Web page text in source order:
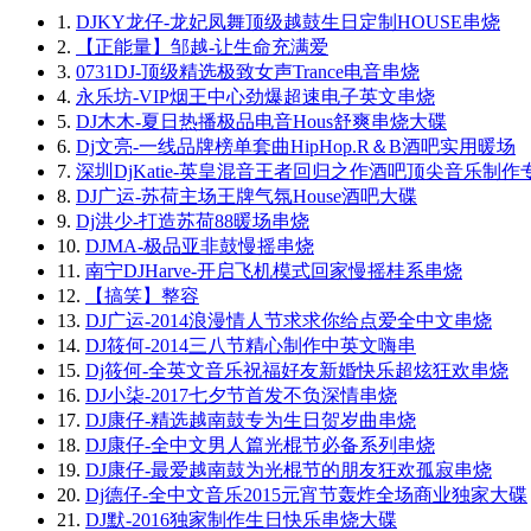
1. DJKY龙仔-龙妃凤舞顶级越鼓生日定制HOUSE串烧
2.
【正能量】邹越-让生命充满爱
3. 0731DJ-顶级精选极致女声Trance电音串烧
4. 永乐坊-VIP烟王中心劲爆超速电子英文串烧
5. DJ木木-夏日热播极品电音Hous舒爽串烧大碟
6. Dj文亮-一线品牌榜单套曲HipHop.R＆B酒吧实用暖场
7. 深圳DjKatie-英皇混音王者回归之作酒吧顶尖音乐制作
8. DJ广运-苏荷主场王牌气氛House酒吧大碟
9. Dj洪少-打造苏荷88暖场串烧
10. DJMA-极品亚非鼓慢摇串烧
11. 南宁DJHarve-开启飞机模式回家慢摇桂系串烧
12.
【搞笑】整容
13. DJ广运-2014浪漫情人节求求你给点爱全中文串烧
14. DJ筱何-2014三八节精心制作中英文嗨串
15. Dj筱何-全英文音乐祝福好友新婚快乐超炫狂欢串烧
16. DJ小柒-2017七夕节首发不负深情串烧
17. DJ康仔-精选越南鼓专为生日贺岁曲串烧
18. DJ康仔-全中文男人篇光棍节必备系列串烧
19. DJ康仔-最爱越南鼓为光棍节的朋友狂欢孤寂串烧
20. Dj德仔-全中文音乐2015元宵节轰炸全场商业独家大碟
21. DJ默-2016独家制作生日快乐串烧大碟